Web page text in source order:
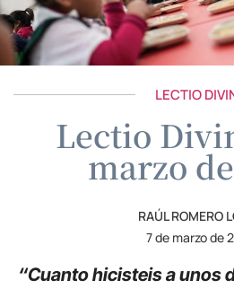
LECTIO
Lectio
marzo
RAÚL ROMERO
7 de marzo de
“Cuanto hicisteis a unos